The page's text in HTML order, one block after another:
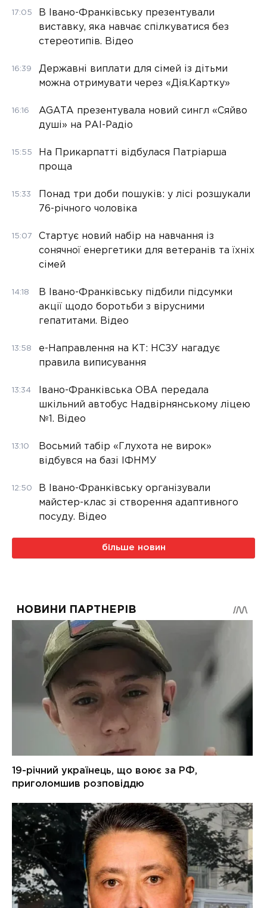
17:05
В Івано-Франківську презентували
виставку, яка навчає спілкуватися без
стереотипів. Відео
16:39
Державні виплати для сімей із дітьми
можна отримувати через «Дія.Картку»
16:16
AGATA презентувала новий сингл «Сяйво
душі» на РАІ-Радіо
15:55
На Прикарпатті відбулася Патріарша
проща
15:33
Понад три доби пошуків: у лісі розшукали
76-річного чоловіка
15:07
Стартує новий набір на навчання із
сонячної енергетики для ветеранів та їхніх
сімей
14:18
В Івано-Франківську підбили підсумки
акції щодо боротьби з вірусними
гепатитами. Відео
13:58
е-Направлення на КТ: НСЗУ нагадує
правила виписування
13:34
Івано-Франківська ОВА передала
шкільний автобус Надвірнянському ліцею
№1. Відео
13:10
Восьмий табір «Глухота не вирок»
відбувся на базі ІФНМУ
12:50
В Івано-Франківську організували
майстер-клас зі створення адаптивного
посуду. Відео
більше новин